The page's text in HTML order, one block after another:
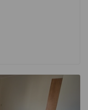
Martins -